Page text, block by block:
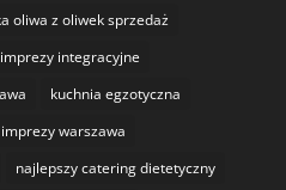
oliwa z oliwek sprzedaż
imprezy integracyjne
kuchnia egzotyczna
warszawa
najlepszy catering dietetyczny